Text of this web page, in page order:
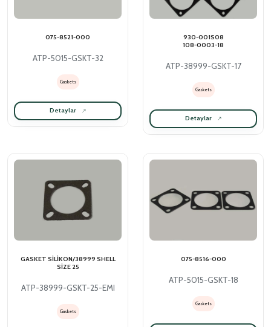
075-8521-000
ATP-5015-GSKT-32
Gaskets
Detaylar
930-001S08
108-0003-18
ATP-38999-GSKT-17
Gaskets
Detaylar
GASKET SİLİKON/38999 SHELL
SİZE 25
ATP-38999-GSKT-25-EMI
Gaskets
075-8516-000
ATP-5015-GSKT-18
Gaskets